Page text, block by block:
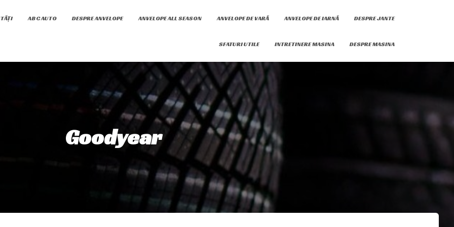
ABC AUTO DESPRE ANVELOPE ANVELOPE ALL SEASON ANVELOPE DE VARĂ ANVELOPE DE IARNĂ DESPRE JANTE
SFATURI UTILE INTRETINERE MASINA DESPRE MASINA
Goodyear